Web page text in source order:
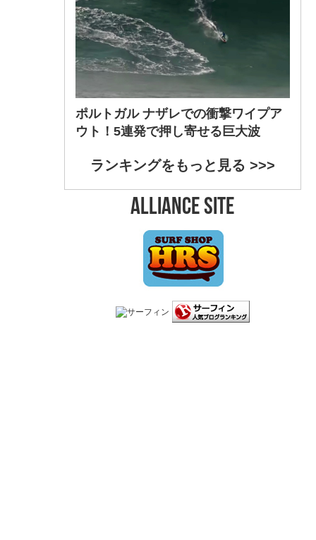
ポルトガル ナザレでの衝撃ワイプア
ウト！5連発で押し寄せる巨大波
ランキングをもっと見る >>>
ALLIANCE SITE